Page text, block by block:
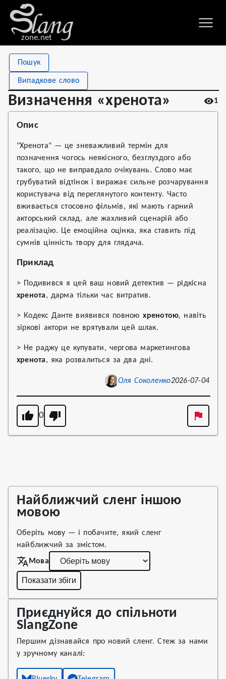
zone.net
Пошук
Випадкове слово
Визначення «хренота» 1
Визначення «хренота»
Stat
Views
Definitions 1
Опис
"Хренота" — це зневажливий термін для
позначення чогось неякісного, безглуздого або
такого, що не виправдало очікувань. Слово має
грубуватий відтінок і виражає сильне розчарування
користувача від переглянутого контенту. Часто
вживається стосовно фільмів, які мають гарний
акторський склад, але жахливий сценарій або
реалізацію. Це емоційна оцінка, яка ставить під
сумнів цінність твору для глядача.
Приклад
> Подивився я цей ваш новий детектив — рідкісна
хренота, дарма тільки час витратив.
> Кодекс Данте виявився повноюхренотою, навіть
зіркові актори не врятували цей шлак.
> Не раджу це купувати, чергова маркетингова
хренота, яка розвалиться за два дні.
Оля Соколенко2026-07-04
0
Найближчий сленг іншою
мовою
Оберіть мову — і побачите, який сленг
найближчий за змістом.
Мова
Показати збіги
Приєднуйся до спільноти
SlangZone
Першим дізнавайся про новий сленг. Стеж за нами
у зручному каналі: